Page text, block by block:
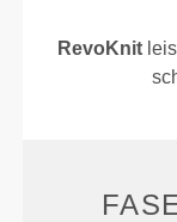
RevoKnit